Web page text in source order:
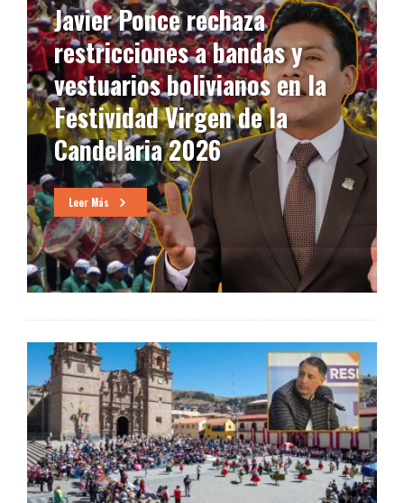
En Puno aún no existe una
cultura del consumo de
café, a pesar de tener el
mejor producto del mundo
Leer Más